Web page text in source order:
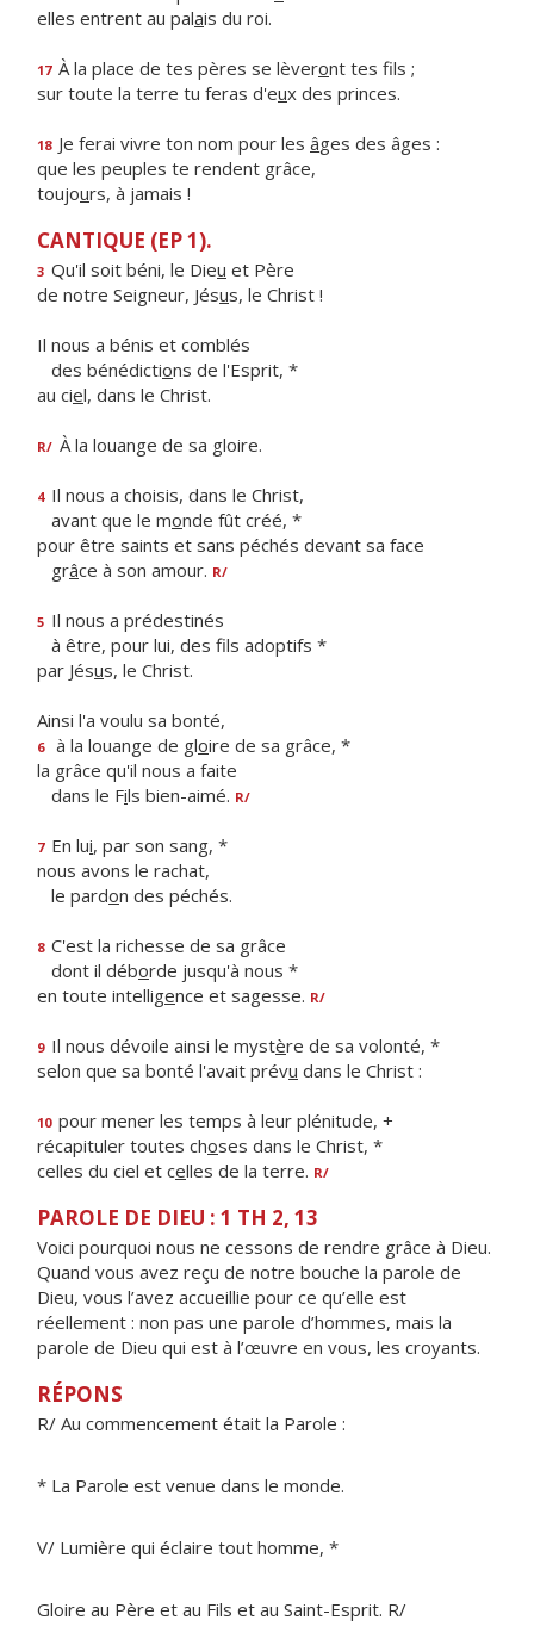
elles entrent au palais du roi.
17 À la place de tes pères se lèveront tes fils ;
sur toute la terre tu feras d'eux des princes.
18 Je ferai vivre ton nom pour les âges des âges :
que les peuples te rendent grâce,
toujours, à jamais !
CANTIQUE (EP 1).
3 Qu'il soit béni, le Dieu et Père
de notre Seigneur, Jésus, le Christ !
Il nous a bénis et comblés
des bénédictions de l'Esprit, *
au ciel, dans le Christ.
R/ À la louange de sa gloire.
4 Il nous a choisis, dans le Christ,
avant que le monde fût créé, *
pour être saints et sans péchés devant sa face
grâce à son amour. R/
5 Il nous a prédestinés
à être, pour lui, des fls adoptifs *
par Jésus, le Christ.
Ainsi l'a voulu sa bonté,
6 à la louange de gloire de sa grâce, *
la grâce qu'il nous a faite
dans le Fils bien-aimé. R/
7 En lui, par son sang, *
nous avons le rachat,
le pardon des péchés.
8 C'est la richesse de sa grâce
dont il déborde jusqu'à nous *
en toute intelligence et sagesse. R/
9 Il nous dévoile ainsi le mystère de sa volonté, *
selon que sa bonté l'avait prévu dans le Christ :
10 pour mener les temps à leur plénitude, +
récapituler toutes choses dans le Christ, *
celles du ciel et celles de la terre. R/
PAROLE DE DIEU : 1 TH 2, 13
Voici pourquoi nous ne cessons de rendre grâce à Dieu.
Quand vous avez reçu de notre bouche la parole de
Dieu, vous l’avez accueillie pour ce qu’elle est
réellement : non pas une parole d’hommes, mais la
parole de Dieu qui est à l’œuvre en vous, les croyants.
RÉPONS
R/ Au commencement était la Parole :
* La Parole est venue dans le monde.
V/ Lumière qui éclaire tout homme, *
Gloire au Père et au Fils et au Saint-Esprit. R/